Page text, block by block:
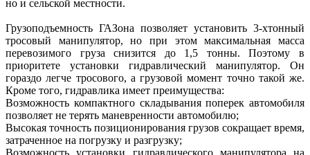
но и сельской местности.
Грузоподъемность ГАЗона позволяет установить 3-хтонный
тросовый манипулятор, но при этом максимальная масса
перевозимого груза снизится до 1,5 тонны. Поэтому в
приоритете установки гидравлический манипулятор. Он
гораздо легче тросового, а грузовой момент точно такой же.
Кроме того, гидравлика имеет преимущества:
Возможность компактного складывания поперек автомобиля
позволяет не терять маневренности автомобилю;
Высокая точность позиционирования грузов сокращает время,
затраченное на погрузку и разгрузку;